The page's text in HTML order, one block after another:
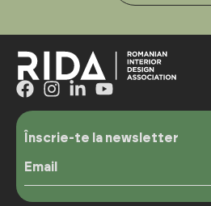
Înscrie-te la newsletter
Email